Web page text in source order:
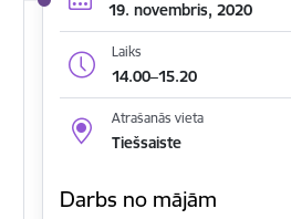
19. novembris, 2020
Laiks
14.00–15.20
Atrašanās vieta
Tiešsaiste
Darbs no mājām